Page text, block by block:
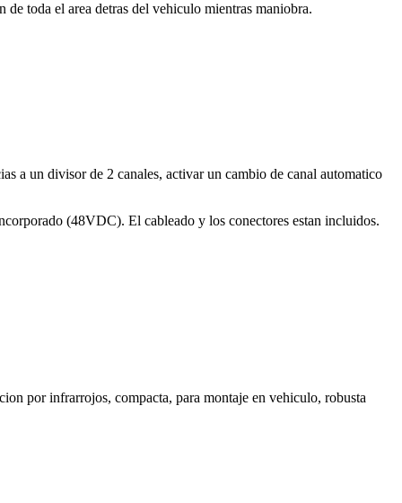
toda el area detras del vehiculo mientras maniobra.
a un divisor de 2 canales, activar un cambio de canal automatico
(48VDC). El cableado y los conectores estan incluidos.
por infrarrojos, compacta, para montaje en vehiculo, robusta